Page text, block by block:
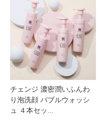
チェンジ 濃密潤いふんわ
り泡洗顔 バブルウォッシ
ュ ４本セッ...